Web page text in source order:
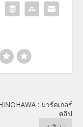
: มาร์คเกอร์
คลิป